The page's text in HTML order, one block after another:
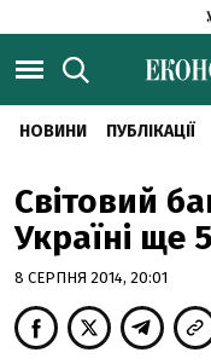
НОВИНИ ПУБЛІКАЦІЇ
Світовий
Україні ще
8 СЕРПНЯ 2014, 20:01